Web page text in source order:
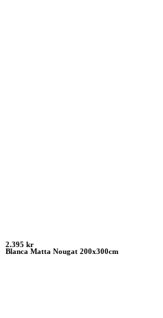
2.395 kr
Blanca Matta Nougat 200x300cm